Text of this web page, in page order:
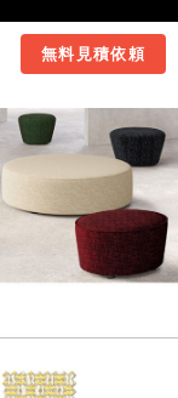
無料見積依頼